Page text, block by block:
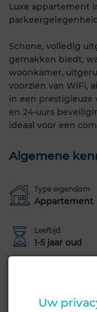
Luxe appartement
Schone, volledig
gemakken biedt,
woonkamer,
voorzien van WiFi,
in een
en 24-uurs
ideaal voor een
Algemene
Type eigendom
Appartement
Leeftijd
1-5 jaar oud
Tuin Terras
Uw